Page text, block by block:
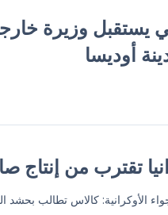
يستقبل وزيرة
أوديسا
تقترب من إنتاج
الأوكرانية: كالاس تطالب بحشد